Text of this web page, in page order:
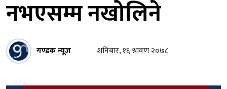
नभएसम्म नखोलिने
गण्डक न्यूज शनिबार, १६ श्रावण २०७८